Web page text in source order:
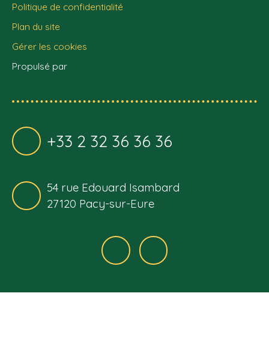
Politique de confidentialité
Plan du site
Gérer les cookies
Propulsé par
+33 2 32 36 36 36
54 rue Edouard Isambard
27120 Pacy-sur-Eure